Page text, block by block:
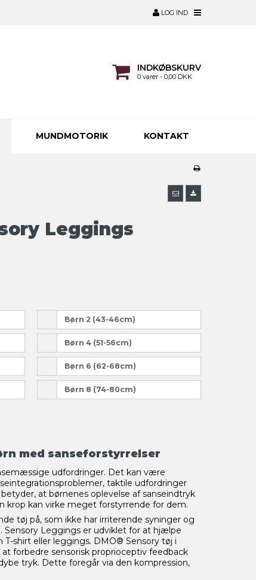
LOG IND
INDKØBSKURV
0 varer - 0,00 DKK
MUNDMOTORIK KONTAKT
Leggings
Børn 2 (43-46cm)
Børn 4 (51-56cm)
Børn 6 (62-68cm)
Børn 8 (74-80cm)
med sanseforstyrrelser
udfordringer. Det kan være
taktile udfordringer
at børnenes oplevelse af sanseindtryk
krop kan virke meget forstyrrende for dem.
tøj på, som ikke har irriterende syninger og
Sensory Leggings er udviklet for at hjælpe
T-shirt eller leggings. DMO® Sensory tøj i
forbedre sensorisk proprioceptiv feedback
tryk. Dette foregår via den kompression,